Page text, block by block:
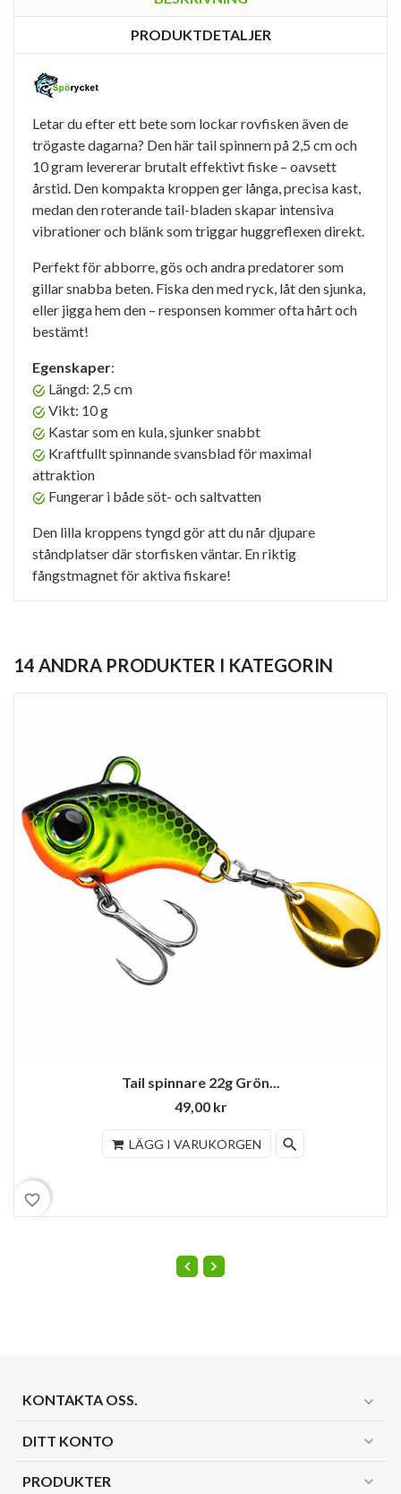
PRODUKTDETALJER
Letar du efter ett bete som lockar rovfisken även de
trögaste dagarna? Den här tail spinnern på 2,5 cm och
10 gram levererar brutalt effektivt fiske – oavsett
årstid. Den kompakta kroppen ger långa, precisa kast,
medan den roterande tail-bladen skapar intensiva
vibrationer och blänk som triggar huggreflexen direkt.
Perfekt för abborre, gös och andra predatorer som
gillar snabba beten. Fiska den med ryck, låt den sjunka,
eller jigga hem den – responsen kommer ofta hårt och
bestämt!
Egenskaper:
Längd: 2,5 cm
Vikt: 10 g
Kastar som en kula, sjunker snabbt
Kraftfullt spinnande svansblad för maximal
attraktion
Fungerar i både söt- och saltvatten
Den lilla kroppens tyngd gör att du når djupare
ståndplatser där storfisken väntar. En riktig
fångstmagnet för aktiva fiskare!
14 ANDRA PRODUKTER I KATEGORIN
Tail spinnare 22g Grön...
49,00 kr
LÄGG I VARUKORGEN search
favorite_border
KONTAKTA OSS. expand_more
DITT KONTO expand_more
PRODUKTER expand_more